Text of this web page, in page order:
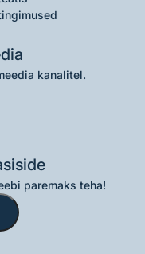
kanalitel.
paremaks teha!